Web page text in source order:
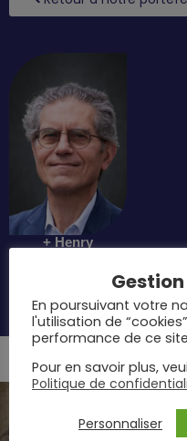
+ Henry
PLATEFORME DE
En poursuivant votre
l'utilisation de
performance de ce
Pour en savoir plus,
Politique de
Personnaliser